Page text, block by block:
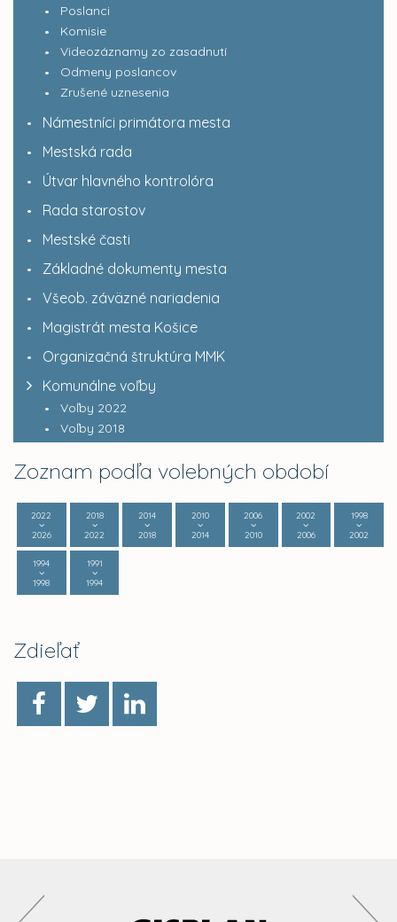
Poslanci
Komisie
Videozáznamy zo zasadnutí
Odmeny poslancov
Zrušené uznesenia
Námestníci primátora mesta
Mestská rada
Útvar hlavného kontrolóra
Rada starostov
Mestské časti
Základné dokumenty mesta
Všeob. záväzné nariadenia
Magistrát mesta Košice
Organizačná štruktúra MMK
Komunálne voľby
Voľby 2022
Voľby 2018
Zoznam podľa volebných období
2022
2026
2018
2022
2014
2018
2010
2014
2006
2010
2002
2006
1998
2002
1994
1998
1991
1994
Zdieľať